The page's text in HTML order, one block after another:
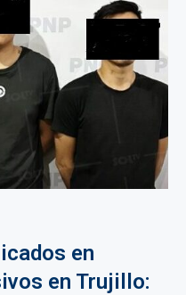
en
en Trujillo: